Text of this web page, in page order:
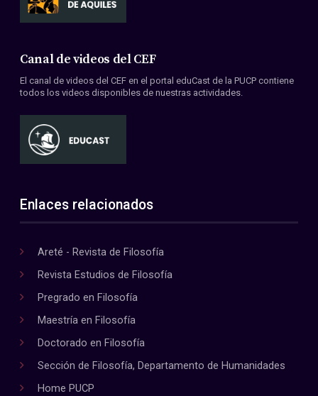
Canal de videos del CEF
El canal de videos del CEF en el portal eduCast de la PUCP contiene
todos los videos disponibles de nuestras actividades.
Enlaces relacionados
Areté - Revista de Filosofía
Revista Estudios de Filosofía
Pregrado en Filosofía
Maestría en Filosofía
Doctorado en Filosofía
Sección de Filosofía, Departamento de Humanidades
Home PUCP